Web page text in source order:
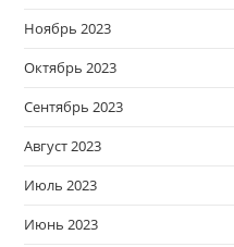
Ноябрь 2023
Октябрь 2023
Сентябрь 2023
Август 2023
Июль 2023
Июнь 2023